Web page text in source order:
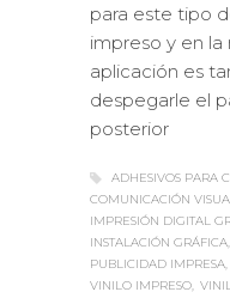
para este tipo
impreso y en la
aplicación es
despegarle el
posterior
ADHESIVOS PARA
COMUNICACIÓN
IMPRESIÓN DIGITAL
INSTALACIÓN GRÁFICA
PUBLICIDAD IMPRESA
VINILO IMPRESO